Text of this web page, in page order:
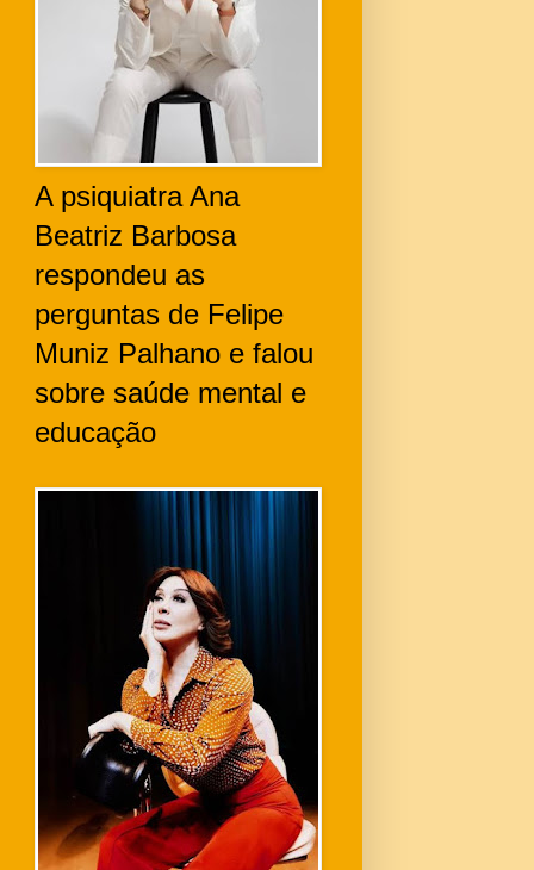
A psiquiatra Ana
Beatriz Barbosa
respondeu as
perguntas de Felipe
Muniz Palhano e falou
sobre saúde mental e
educação